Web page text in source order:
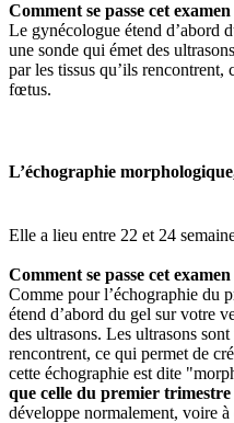
Comment se passe cet examen
Le gynécologue étend d’abord
une sonde qui émet des
par les tissus qu’ils rencontrent,
fœtus.
L’échographie
Elle a lieu entre 22 et 24
Comment se passe cet examen
Comme pour l’échographie du
étend d’abord du gel sur votre
des ultrasons. Les ultrasons
rencontrent, ce qui permet de
cette échographie est dite
que celle du premier trimestre
développe normalement, voire à